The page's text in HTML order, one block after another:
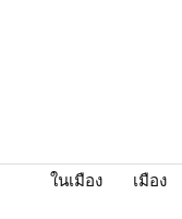
ในเมือง เมือง